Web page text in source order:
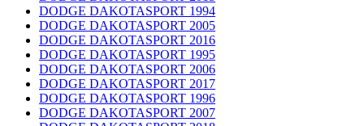
DODGE DAKOTASPORT 1994
DODGE DAKOTASPORT 2005
DODGE DAKOTASPORT 2016
DODGE DAKOTASPORT 1995
DODGE DAKOTASPORT 2006
DODGE DAKOTASPORT 2017
DODGE DAKOTASPORT 1996
DODGE DAKOTASPORT 2007